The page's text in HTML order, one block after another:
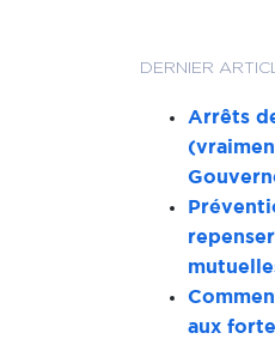
DERNIER
Arrêts
aux